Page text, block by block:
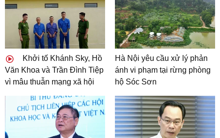
Khởi tố Khánh Sky, Hồ
Văn Khoa và Trần Đình Tiệp
vì mâu thuẫn mạng xã hội
Hà Nội yêu cầu xử lý phản
ánh vi phạm tại rừng phòng
hộ Sóc Sơn